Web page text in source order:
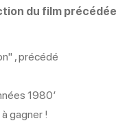
du film précédée
, précédé
1980′
gagner !